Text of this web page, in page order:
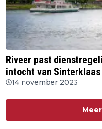
Riveer past
intocht van Sinterklaas
14 november 2023